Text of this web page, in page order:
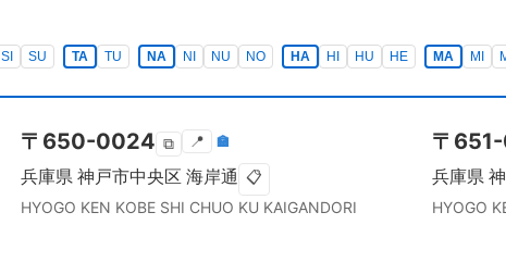
SI SU TA TU NA NI NU NO HA HI HU HE MA MI
〒 650-0024 ⧉ 📍 🏣
兵庫県 神戸市中央区 海岸通 📋
HYOGO KEN KOBE SHI CHUO KU KAIGANDORI
〒
兵庫県
HYOGO